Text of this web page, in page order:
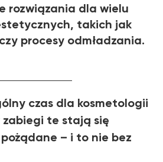
rozwiązania dla wielu
takich jak
procesy odmładzania.
czas dla kosmetologii
te stają się
– i to nie bez